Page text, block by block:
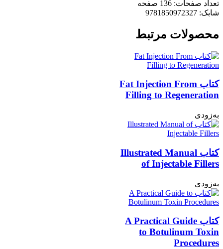
تعداد صفحات: 136 صفحه
شابک: 9781850972327
محصولات مرتبط
کتاب Fat Injection From
Filling to Regeneration
به‌زودی
کتاب Illustrated Manual
of Injectable Fillers
به‌زودی
کتاب A Practical Guide
to Botulinum Toxin
Procedures